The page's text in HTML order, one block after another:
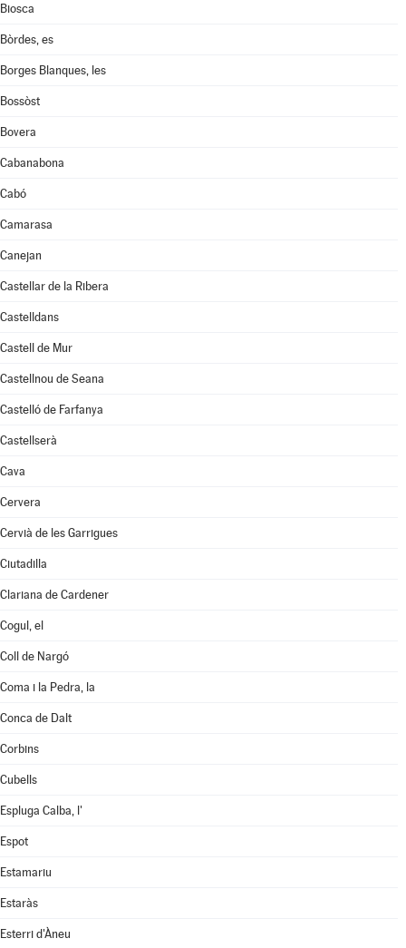
Biosca
Bòrdes, es
Borges Blanques, les
Bossòst
Bovera
Cabanabona
Cabó
Camarasa
Canejan
Castellar de la Ribera
Castelldans
Castell de Mur
Castellnou de Seana
Castelló de Farfanya
Castellserà
Cava
Cervera
Cervià de les Garrigues
Ciutadilla
Clariana de Cardener
Cogul, el
Coll de Nargó
Coma i la Pedra, la
Conca de Dalt
Corbins
Cubells
Espluga Calba, l'
Espot
Estamariu
Estaràs
Esterri d'Àneu